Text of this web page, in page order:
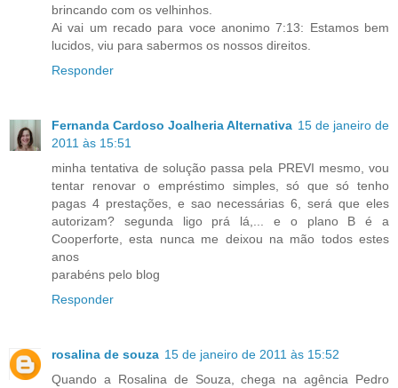
brincando com os velhinhos.
Ai vai um recado para voce anonimo 7:13: Estamos bem
lucidos, viu para sabermos os nossos direitos.
Responder
Fernanda Cardoso Joalheria Alternativa 15 de janeiro de
2011 às 15:51
minha tentativa de solução passa pela PREVI mesmo, vou
tentar renovar o empréstimo simples, só que só tenho
pagas 4 prestações, e sao necessárias 6, será que eles
autorizam? segunda ligo prá lá,... e o plano B é a
Cooperforte, esta nunca me deixou na mão todos estes
anos
parabéns pelo blog
Responder
rosalina de souza 15 de janeiro de 2011 às 15:52
Quando a Rosalina de Souza, chega na agência Pedro